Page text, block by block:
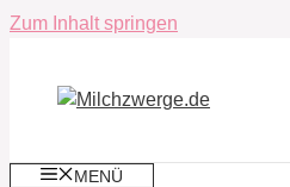
Zum Inhalt springen
MENÜ